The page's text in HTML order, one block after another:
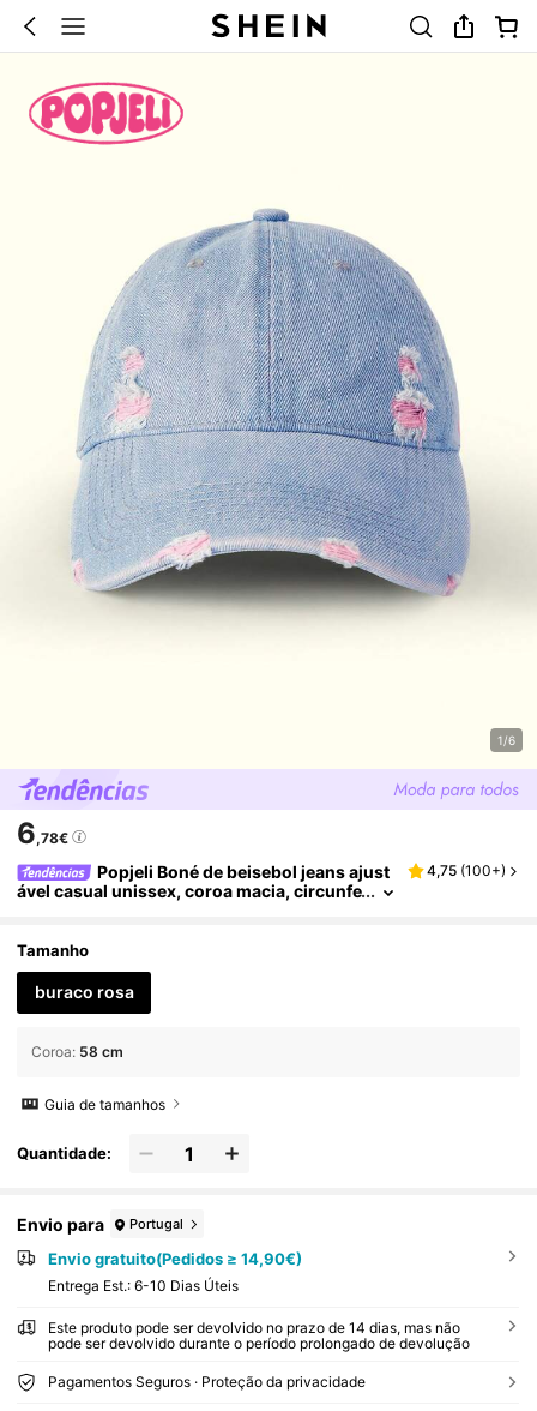
1/6
6,78€
Popjeli Boné de beisebol jeans ajust
ável casual unissex, coroa macia, circunfe
4,75 (100+)
Tamanho
buraco rosa
Coroa: 58 cm
Guia de tamanhos
Quantidade:
Envio para Portugal
Envio gratuito(Pedidos ≥ 14,90€)
Entrega Est.: 6-10 Dias Úteis
Este produto pode ser devolvido no prazo de 14 dias, mas não
pode ser devolvido durante o período prolongado de devolução
Pagamentos Seguros · Proteção da privacidade